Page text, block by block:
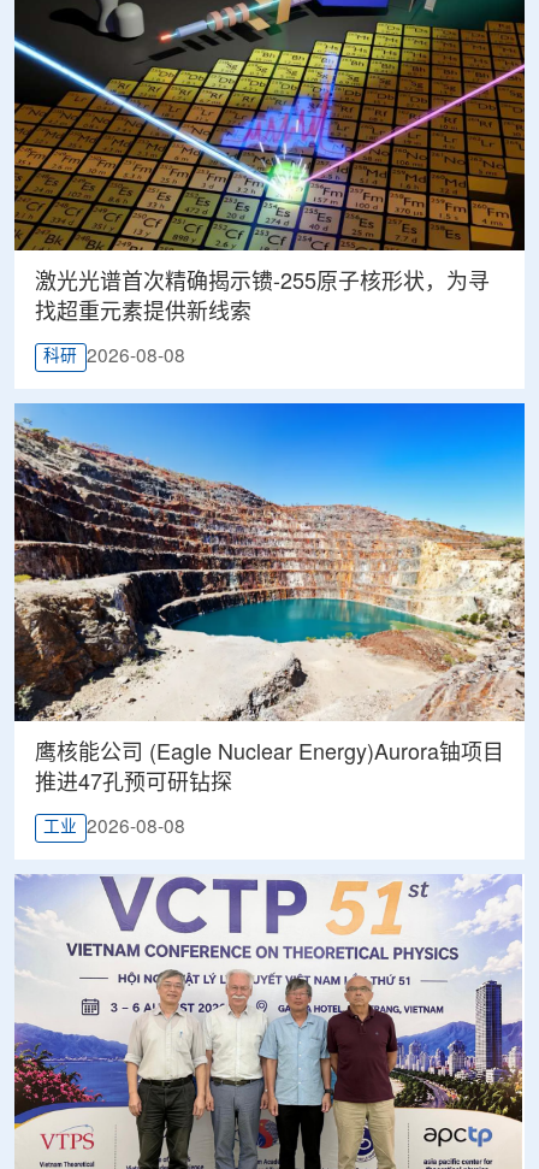
激光光谱首次精确揭示镄-255原子核形状，为寻
找超重元素提供新线索
科研 2026-08-08
鹰核能公司 (Eagle Nuclear Energy)Aurora铀项目
推进47孔预可研钻探
工业 2026-08-08